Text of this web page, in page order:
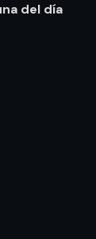
del día